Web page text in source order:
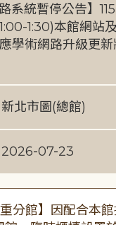
系統暫停公告】
1:30)本館網站
學術網路升級更
新北市圖(總館)
2026-07-23
重分館】因配合本